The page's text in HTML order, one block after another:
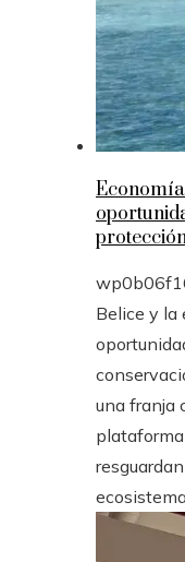
Belice y la
una franja